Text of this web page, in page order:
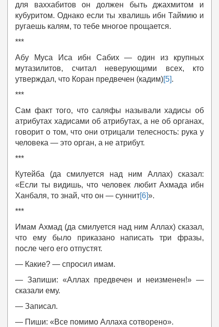
для ваххабитов он должен быть джахмитом и
кубуритом. Однако если ты хвалишь ибн Таймию и
ругаешь калям, то тебе многое прощается.
***
Абу Муса Иса ибн Сабих — один из крупных
мутазилитов, считал неверующими всех, кто
утверждал, что Коран предвечен (кадим)[5].
***
Сам факт того, что саляфы называли хадисы об
атрибутах хадисами об атрибутах, а не об органах,
говорит о том, что они отрицали телесность: рука у
человека — это орган, а не атрибут.
***
Кутейба (да смилуется над ним Аллах) сказал:
«Если ты видишь, что человек любит Ахмада ибн
Ханбаля, то знай, что он — суннит[6]».
***
Имам Ахмад (да смилуется над ним Аллах) сказал,
что ему было приказано написать три фразы,
после чего его отпустят.
— Какие? — спросил имам.
— Запиши: «Аллах предвечен и неизменен!» —
сказали ему.
— Записал.
— Пиши: «Все помимо Аллаха сотворено».